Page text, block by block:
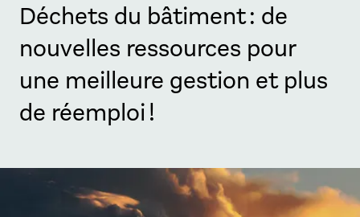
Déchets du bâtiment : de
nouvelles ressources pour
une meilleure gestion et plus
de réemploi !
Agrandir